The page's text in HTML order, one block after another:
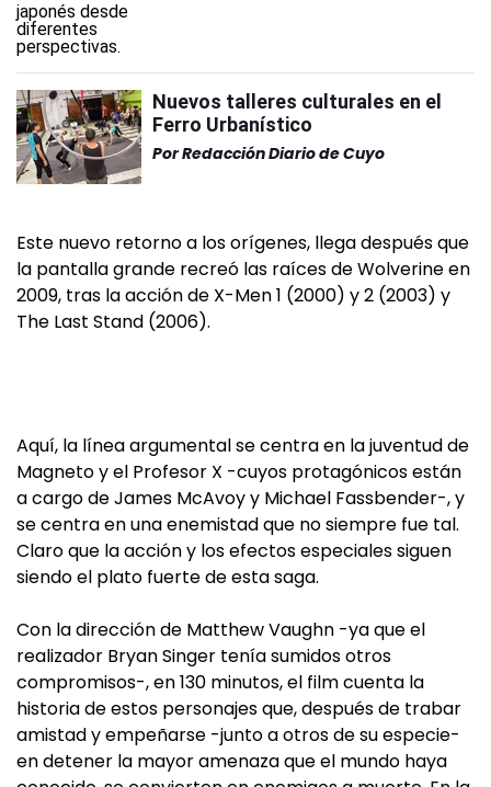
Nuevos talleres culturales en el
Ferro Urbanístico
PorRedacción Diario de Cuyo
Este nuevo retorno a los orígenes, llega después que
la pantalla grande recreó las raíces de Wolverine en
2009, tras la acción de X-Men 1 (2000) y 2 (2003) y
The Last Stand (2006).
Aquí, la línea argumental se centra en la juventud de
Magneto y el Profesor X -cuyos protagónicos están
a cargo de James McAvoy y Michael Fassbender-, y
se centra en una enemistad que no siempre fue tal.
Claro que la acción y los efectos especiales siguen
siendo el plato fuerte de esta saga.
Con la dirección de Matthew Vaughn -ya que el
realizador Bryan Singer tenía sumidos otros
compromisos-, en 130 minutos, el film cuenta la
historia de estos personajes que, después de trabar
amistad y empeñarse -junto a otros de su especie-
en detener la mayor amenaza que el mundo haya